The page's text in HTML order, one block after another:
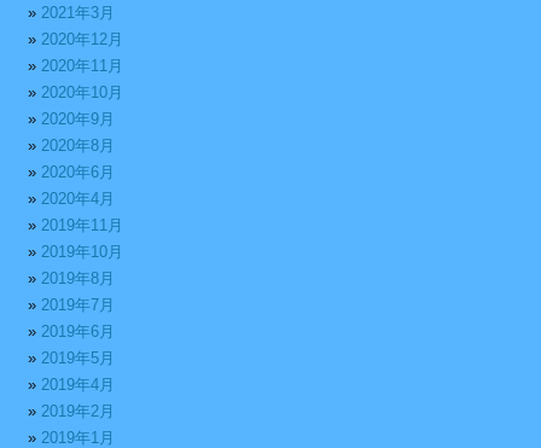
2021年3月
2020年12月
2020年11月
2020年10月
2020年9月
2020年8月
2020年6月
2020年4月
2019年11月
2019年10月
2019年8月
2019年7月
2019年6月
2019年5月
2019年4月
2019年2月
2019年1月